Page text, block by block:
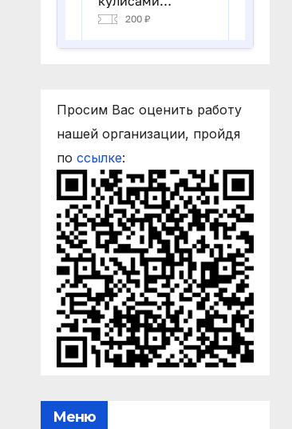
Просим Вас оценить работу
нашей организации, пройдя
по ссылке:
Меню